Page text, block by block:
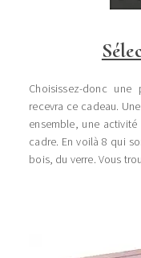
Choisissez-donc
recevra ce cadeau.
ensemble, une
cadre. En voilà 8 qui
bois, du verre. Vous